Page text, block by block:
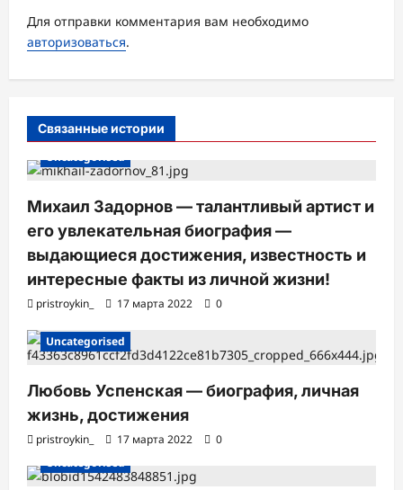
з
а
и
Для отправки комментария вам необходимо
авторизоваться.
Связанные истории
Uncategorised
Михаил Задорнов — талантливый артист и
его увлекательная биография —
выдающиеся достижения, известность и
интересные факты из личной жизни!
pristroykin_ 17 марта 2022 0
Uncategorised
Любовь Успенская — биография, личная
жизнь, достижения
pristroykin_ 17 марта 2022
0
Uncategorised